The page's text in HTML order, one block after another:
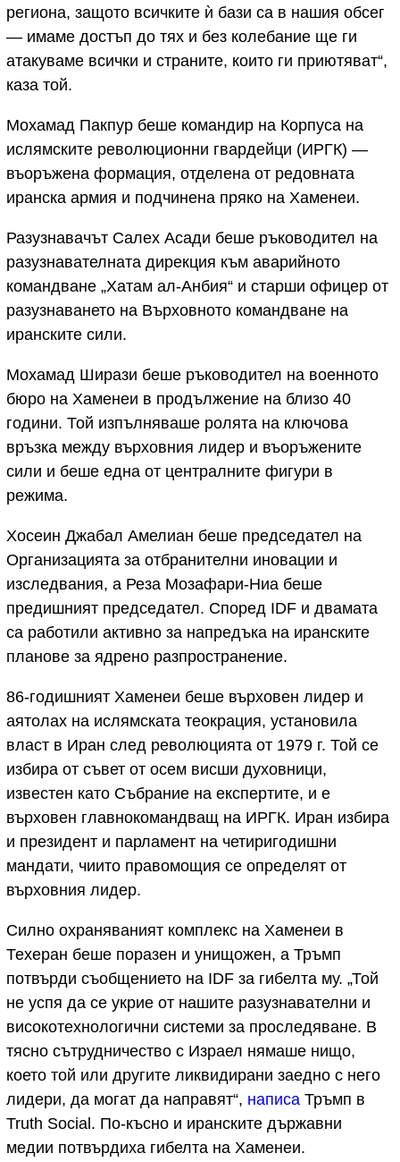
региона, защото всичките ѝ бази са в нашия обсег
— имаме достъп до тях и без колебание ще ги
атакуваме всички и страните, които ги приютяват“,
каза той.
Мохамад Пакпур беше командир на Корпуса на
ислямските революционни гвардейци (ИРГК) —
въоръжена формация, отделена от редовната
иранска армия и подчинена пряко на Хаменеи.
Разузнавачът Салех Асади беше ръководител на
разузнавателната дирекция към аварийното
командване „Хатам ал-Анбия“ и старши офицер от
разузнаването на Върховното командване на
иранските сили.
Мохамад Ширази беше ръководител на военното
бюро на Хаменеи в продължение на близо 40
години. Той изпълняваше ролята на ключова
връзка между върховния лидер и въоръжените
сили и беше една от централните фигури в
режима.
Хосеин Джабал Амелиан беше председател на
Организацията за отбранителни иновации и
изследвания, а Реза Мозафари-Ниа беше
предишният председател. Според IDF и двамата
са работили активно за напредъка на иранските
планове за ядрено разпространение.
86-годишният Хаменеи беше върховен лидер и
аятолах на ислямската теокрация, установила
власт в Иран след революцията от 1979 г. Той се
избира от съвет от осем висши духовници,
известен като Събрание на експертите, и е
върховен главнокомандващ на ИРГК. Иран избира
и президент и парламент на четиригодишни
мандати, чиито правомощия се определят от
върховния лидер.
Силно охраняваният комплекс на Хаменеи в
Техеран беше поразен и унищожен, а Тръмп
потвърди съобщението на IDF за гибелта му. „Той
не успя да се укрие от нашите разузнавателни и
високотехнологични системи за проследяване. В
тясно сътрудничество с Израел нямаше нищо,
което той или другите ликвидирани заедно с него
лидери, да могат да направят“, написа Тръмп в
Truth Social. По-късно и иранските държавни
медии потвърдиха гибелта на Хаменеи.